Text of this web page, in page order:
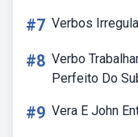
#7 Verbos
#8 Verbo
Perfeito Do
#9 Vera E John